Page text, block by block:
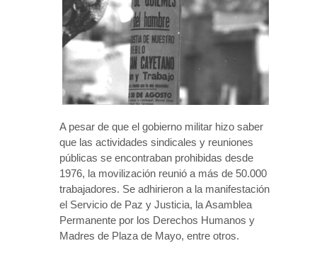
A pesar de que el gobierno militar hizo saber
que las actividades sindicales y reuniones
públicas se encontraban prohibidas desde
1976, la movilización reunió a más de 50.000
trabajadores. Se adhirieron a la manifestación
el Servicio de Paz y Justicia, la Asamblea
Permanente por los Derechos Humanos y
Madres de Plaza de Mayo, entre otros.